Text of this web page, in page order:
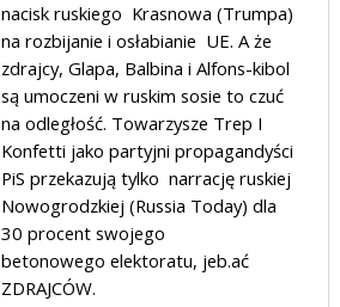
nacisk ruskiego Krasnowa (Trumpa)
na rozbijanie i osłabianie UE. A że
zdrajcy, Glapa, Balbina i Alfons-kibol
są umoczeni w ruskim sosie to czuć
na odległość. Towarzysze Trep I
Konfetti jako partyjni propagandyści
PiS przekazują tylko narrację ruskiej
Nowogrodzkiej (Russia Today) dla
30 procent swojego
betonowego elektoratu, jeb.ać
ZDRAJCÓW.